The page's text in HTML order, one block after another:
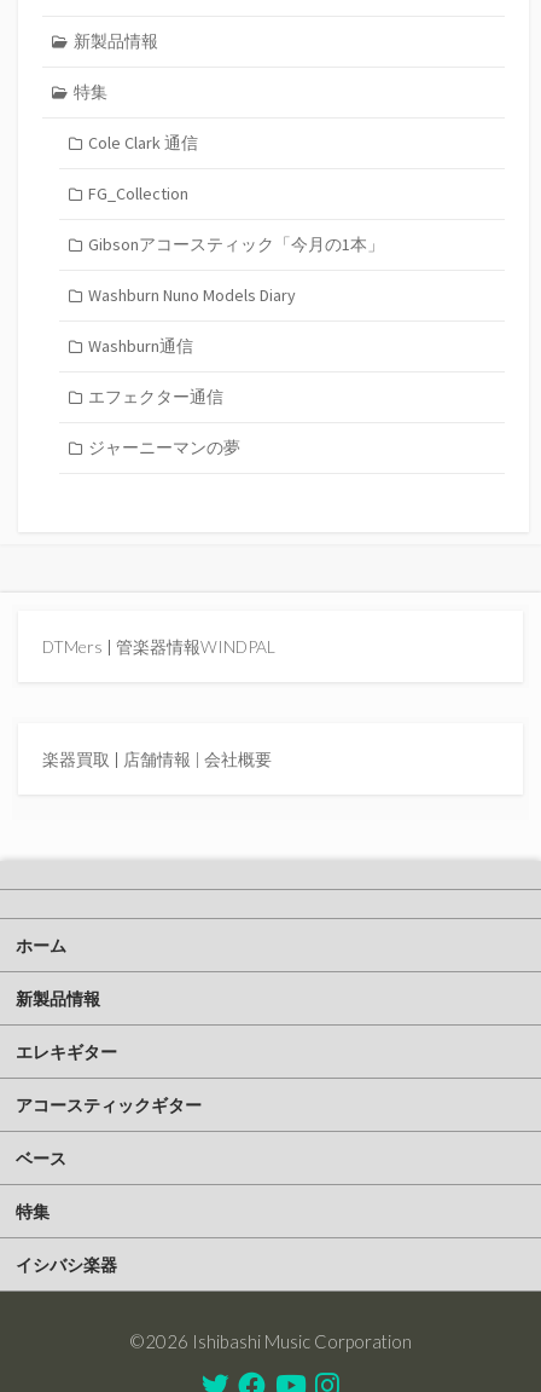
新製品情報
特集
Cole Clark 通信
FG_Collection
Gibsonアコースティック「今月の1本」
Washburn Nuno Models Diary
Washburn通信
エフェクター通信
ジャーニーマンの夢
DTMers | 管楽器情報WINDPAL
楽器買取 | 店舗情報 | 会社概要
ホーム
新製品情報
エレキギター
アコースティックギター
ベース
特集
イシバシ楽器
©2026 Ishibashi Music Corporation
TwitterFacebook
YoutubeInstagram